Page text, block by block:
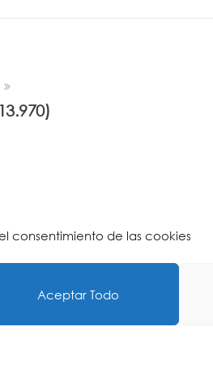
consentimiento de las cookies
Aceptar Todo
Politika-Lege Oharra